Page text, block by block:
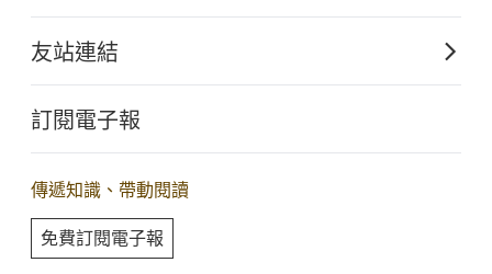
關於文化出版
購書須知
大量團購
查詢訂單
友站連結
佛光山全球資訊網
人間衛視
訂閱電子報
傳遞知識、帶動閱讀
免費訂閱電子報